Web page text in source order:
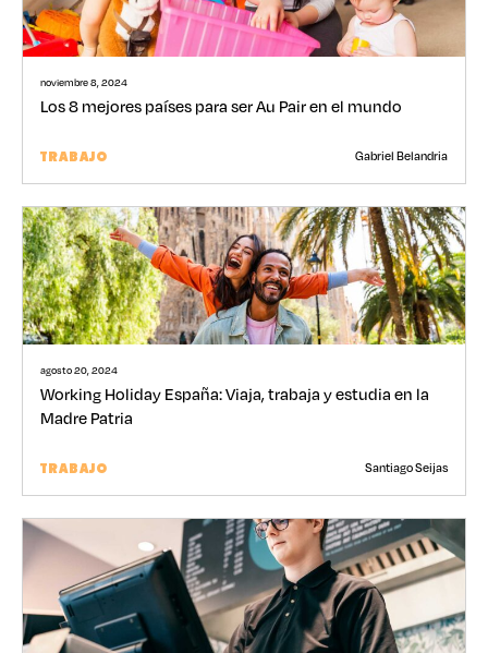
noviembre 8, 2024
Los 8 mejores países para ser Au Pair en el mundo
TRABAJO Gabriel Belandria
agosto 20, 2024
Working Holiday España: Viaja, trabaja y estudia en la
Madre Patria
TRABAJO Santiago Seijas